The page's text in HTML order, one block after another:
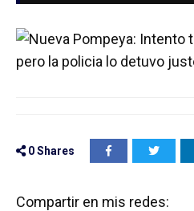
0Shares
Compartir en mis redes: